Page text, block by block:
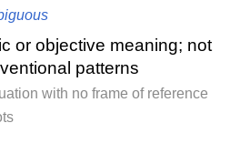
or objective meaning; not
patterns
with no frame of reference